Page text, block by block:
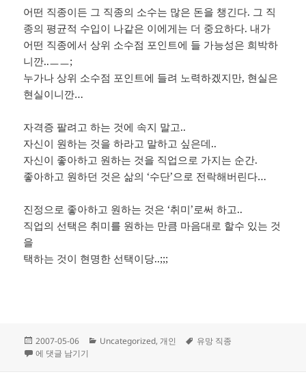
어떤 직종이든 그 직종의 소수는 많은 돈을 챙긴다. 그 직
종의 평균적 수입이 나같은 이에게는 더 중요하다. 내가
어떤 직종에서 상위 소수점 포인트에 들 가능성은 희박하
니깐..ㅡㅡ;
누가나 상위 소수점 포인트에 들려 노력하겠지만, 현실은
현실이니깐…
자격증 팔려고 하는 것에 속지 말고..
자신이 원하는 것을 하라고 말하고 싶은데..
자신이 좋아하고 원하는 것을 직업으로 가지는 순간.
좋아하고 원하던 것은 삶의 ‘수단’으로 전락해버린다…
진정으로 좋아하고 원하는 것은 ‘취미’로써 하고..
직업의 선택은 취미를 원하는 만큼 마음대로 할수 있는 것
을
택하는 것이 현명한 선택이당..;;;
작
성
2007-05-06
카
Uncategorized,개인
태
유망 직종
10년후 유망직종?
에 댓글 남기기